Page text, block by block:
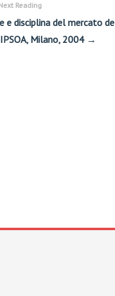
Reading
e disciplina del mercato
Milano, 2004 →